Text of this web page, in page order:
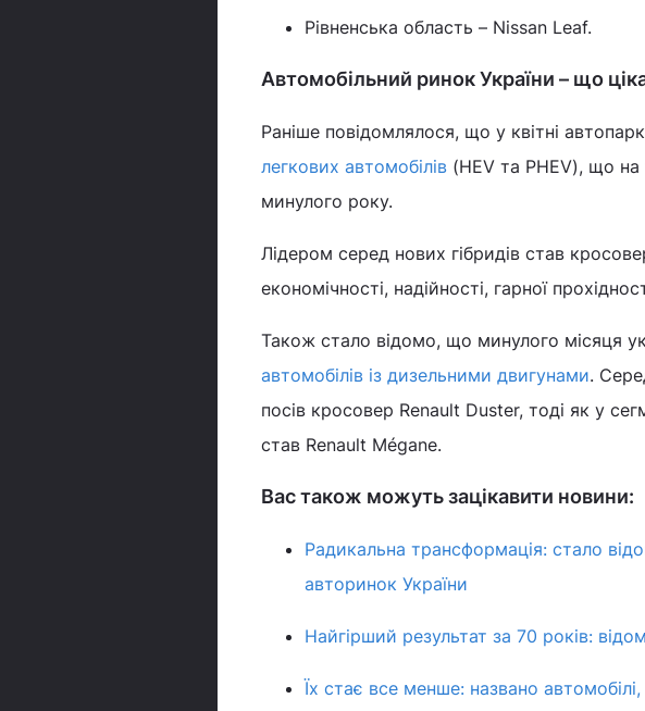
Рівненська область – Nissan Leaf.
Автомобільний ринок України – що
Раніше повідомлялося, що у квітні
легкових автомобілів (HEV та PHEV), що на
минулого року.
Лідером серед нових гібридів став
економічності, надійності, гарної
Також стало відомо, що минулого місяця
автомобілів із дизельними двигунами.
посів кросовер Renault Duster, тоді як у
став Renault Mégane.
Вас також можуть зацікавити новини:
Радикальна трансформація: стало
авторинок України
Найгірший результат за 70 років:
Їх стає все менше: названо